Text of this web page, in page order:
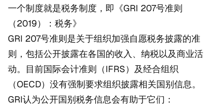
一个制度就是税务制度，即《GRI 207号准则
（2019）：税务》
GRI 207号准则是关于组织加强自愿税务披露的准
则，包括公开披露在各国的收入、纳税以及商业活
动。目前国际会计准则（IFRS）及经合组织
（OECD）没有强制要求组织披露相关国别信息。
GRI认为公开国别税务信息会有助于它们：